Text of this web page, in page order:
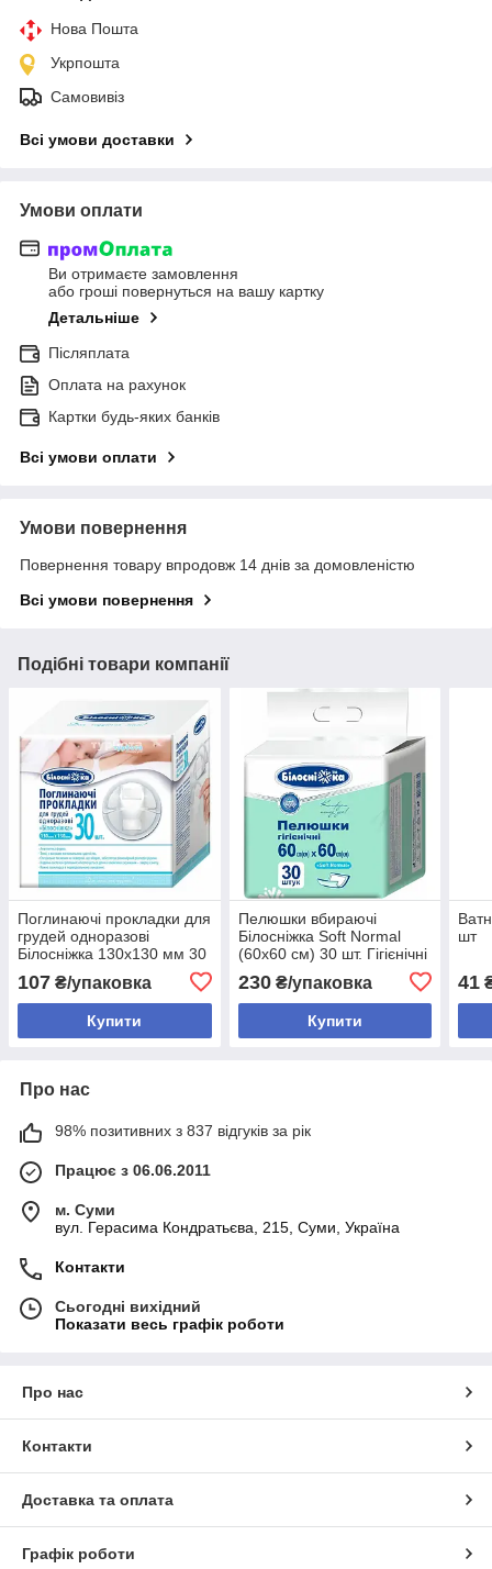
Нова Пошта
Укрпошта
Самовивіз
Всі умови доставки
Умови оплати
Ви отримаєте замовлення
або гроші повернуться на вашу картку
Детальніше
Післяплата
Оплата на рахунок
Картки будь-яких банків
Всі умови оплати
Умови повернення
Повернення товару впродовж 14 днів за домовленістю
Всі умови повернення
Подібні товари компанії
Поглинаючі прокладки для
грудей одноразові
Білосніжка 130х130 мм 30
107 ₴/упаковка
Купити
Пелюшки вбираючі
Білосніжка Soft Normal
(60х60 см) 30 шт. Гігієнічні
одноразові пелюшки для
дорослих та дітей
230₴/упаковка
Купити
шт
41
Про нас
98% позитивних з 837 відгуків за рік
Працює з 06.06.2011
м. Суми
вул. Герасима Кондратьєва, 215, Суми, Україна
Контакти
Сьогодні вихідний
Показати весь графік роботи
Про нас
Контакти
Доставка та оплата
Графік роботи